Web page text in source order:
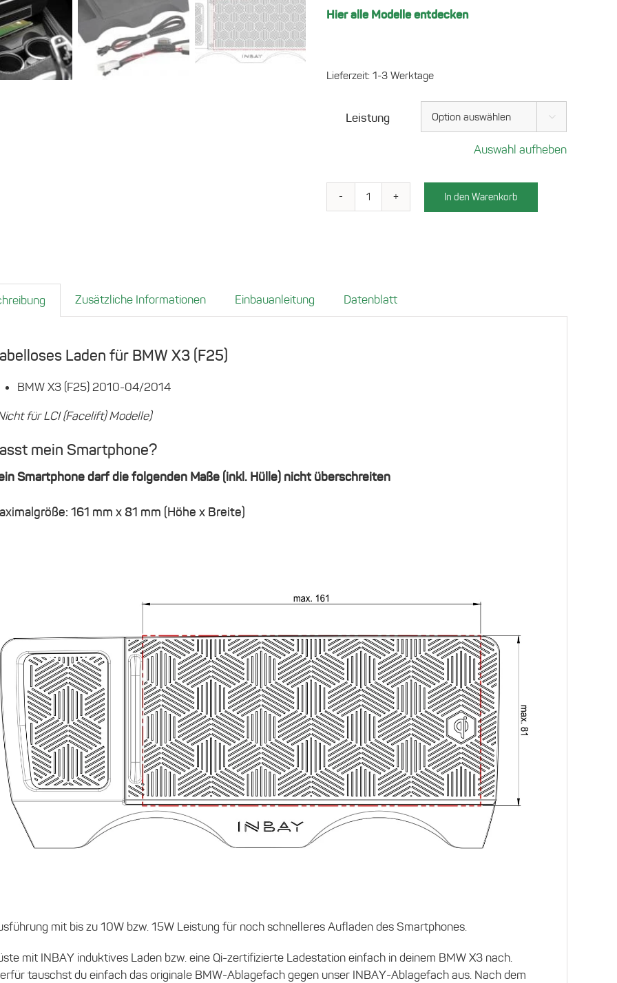
Hier alle Modelle entdecken
Lieferzeit: 1-3 Werktage
Leistung 
Auswahl aufheben
Wireless
2014]
In den Warenkorb
Zusätzliche Informationen Einbauanleitung Datenblatt
Laden für BMW X3 (F25)
BMW X3 (F25) 2010-04/2014
für LCI (Facelift) Modelle)
mein Smartphone?
Smartphone darf die folgenden Maße (inkl. Hülle) nicht überschreiten
161 mm x 81 mm (Höhe x Breite)
mit bis zu 10W bzw. 15W Leistung für noch schnelleres Aufladen des Smartphones.
mit INBAY induktives Laden bzw. eine Qi-zertifizierte Ladestation einfach in deinem BMW X3 nach.
tauschst du einfach das originale BMW-Ablagefach gegen unser INBAY-Ablagefach aus. Nach dem